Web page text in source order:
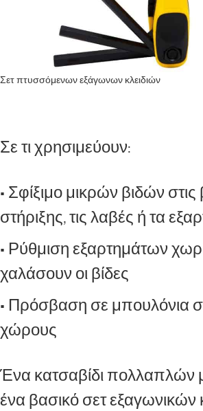
Σετ πτυσσόμενων εξάγωνων κλειδιών
Σε τι χρησιμεύουν:
• Σφίξιμο μικρών βιδών στις
στήριξης, τις λαβές ή τα
• Ρύθμιση εξαρτημάτων
χαλάσουν οι βίδες
• Πρόσβαση σε μπουλόνια
χώρους
Ένα κατσαβίδι πολλαπλών
ένα βασικό σετ εξαγωνικών